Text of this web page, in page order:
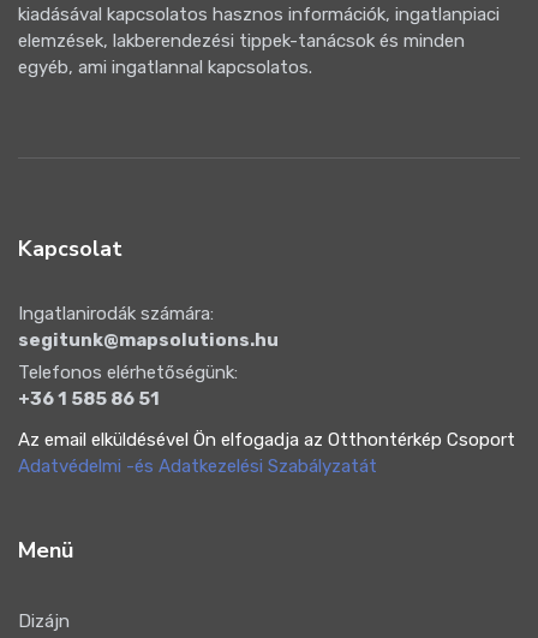
kiadásával kapcsolatos hasznos információk, ingatlanpiaci
elemzések, lakberendezési tippek-tanácsok és minden
egyéb, ami ingatlannal kapcsolatos.
Kapcsolat
Ingatlanirodák számára:
segitunk@mapsolutions.hu
Telefonos elérhetőségünk:
+36 1 585 86 51
Az email elküldésével Ön elfogadja az Otthontérkép Csoport
Adatvédelmi -és Adatkezelési Szabályzatát
Menü
Dizájn